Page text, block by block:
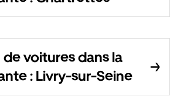
voitures dans la
: Livry-sur-Seine